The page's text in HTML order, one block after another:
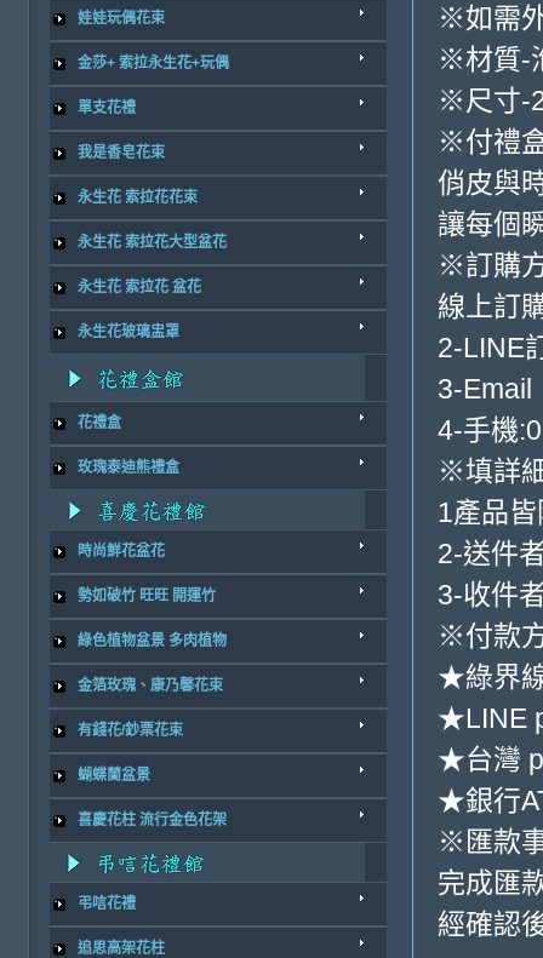
娃娃玩偶花束
金莎+ 索拉永生花+玩偶
單支花禮
我是香皂花束
永生花 索拉花花束
永生花 索拉花大型盆花
永生花 索拉花 盆花
永生花玻璃盅罩
花禮盒
玫瑰泰迪熊禮盒
時尚鮮花盆花
勢如破竹 旺旺 開運竹
綠色植物盆景 多肉植物
金箔玫瑰、康乃馨花束
有錢花/鈔票花束
蝴蝶蘭盆景
喜慶花柱 流行金色花架
弔唁花禮
追思高架花柱
※如需
※材質-
※尺寸-
※付禮
俏皮與
讓每個
※訂購
線上訂
2-LINE
3-Email
4-手機
※填詳
1產品
2-送件
3-收件
※付款
★綠界
★LINE
★台灣
★銀行
※匯款
完成匯
經確認